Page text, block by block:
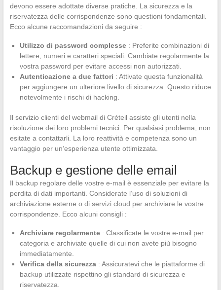
devono essere adottate diverse pratiche. La sicurezza e la
riservatezza delle corrispondenze sono questioni fondamentali.
Ecco alcune raccomandazioni da seguire :
Utilizzo di password complesse: Preferite combinazioni di
lettere, numeri e caratteri speciali. Cambiate regolarmente la
vostra password per evitare accessi non autorizzati.
Autenticazione a due fattori : Attivate questa funzionalità
per aggiungere un ulteriore livello di sicurezza. Questo riduce
notevolmente i rischi di hacking.
Il servizio clienti del webmail di Créteil assiste gli utenti nella
risoluzione dei loro problemi tecnici. Per qualsiasi problema, non
esitate a contattarli. La loro reattività e competenza sono un
vantaggio per un’esperienza utente ottimizzata.
Backup e gestione delle email
Il backup regolare delle vostre e-mail è essenziale per evitare la
perdita di dati importanti. Considerate l’uso di soluzioni di
archiviazione esterne o di servizi cloud per archiviare le vostre
corrispondenze. Ecco alcuni consigli :
Archiviare regolarmente: Classificate le vostre e-mail per
categoria e archiviate quelle di cui non avete più bisogno
immediatamente.
Verifica della sicurezza: Assicuratevi che le piattaforme di
backup utilizzate rispettino gli standard di sicurezza e
riservatezza.